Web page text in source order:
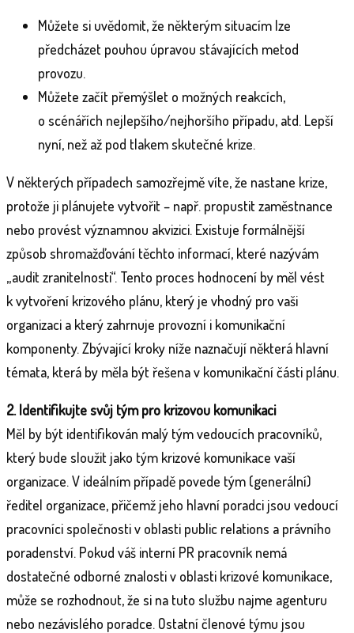
Můžete si uvědomit, že některým situacím lze
předcházet pouhou úpravou stávajících metod
provozu.
Můžete začít přemýšlet o možných reakcích,
o scénářích nejlepšího/nejhoršího případu, atd. Lepší
nyní, než až pod tlakem skutečné krize.
V některých případech samozřejmě víte, že nastane krize,
protože ji plánujete vytvořit – např. propustit zaměstnance
nebo provést významnou akvizici. Existuje formálnější
způsob shromažďování těchto informací, které nazývám
„audit zranitelnosti“. Tento proces hodnocení by měl vést
k vytvoření krizového plánu, který je vhodný pro vaši
organizaci a který zahrnuje provozní i komunikační
komponenty. Zbývající kroky níže naznačují některá hlavní
témata, která by měla být řešena v komunikační části plánu.
2. Identifikujte svůj tým pro krizovou komunikaci
Měl by být identifikován malý tým vedoucích pracovníků,
který bude sloužit jako tým krizové komunikace vaší
organizace. V ideálním případě povede tým (generální)
ředitel organizace, přičemž jeho hlavní poradci jsou vedoucí
pracovníci společnosti v oblasti public relations a právního
poradenství. Pokud váš interní PR pracovník nemá
dostatečné odborné znalosti v oblasti krizové komunikace,
může se rozhodnout, že si na tuto službu najme agenturu
nebo nezávislého poradce. Ostatní členové týmu jsou